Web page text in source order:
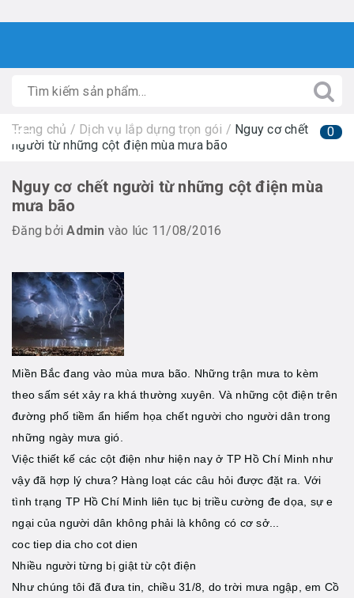
0
Trang chủ / Dịch vụ lắp dựng trọn gói / Nguy cơ chết
người từ những cột điện mùa mưa bão
Nguy cơ chết người từ những cột điện mùa
mưa bão
Đăng bởiAdmin vào lúc 11/08/2016
Miền Bắc đang vào mùa mưa bão. Những trận mưa to kèm
theo sấm sét xảy ra khá thường xuyên. Và những cột điện trên
đường phố tiềm ẩn hiểm họa chết người cho người dân trong
những ngày mưa gió.
Việc thiết kế các cột điện như hiện nay ở TP Hồ Chí Minh như
vậy đã hợp lý chưa? Hàng loạt các câu hỏi được đặt ra. Với
tình trạng TP Hồ Chí Minh liên tục bị triều cường đe dọa, sự e
ngại của người dân không phải là không có cơ sở...
coc tiep dia cho cot dien
Nhiều người từng bị giật từ cột điện
Như chúng tôi đã đưa tin, chiều 31/8, do trời mưa ngập, em Cồ